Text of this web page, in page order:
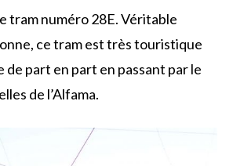
tram numéro 28E. Véritable
ce tram est très touristique
de part en part en passant par le
de l’Alfama.